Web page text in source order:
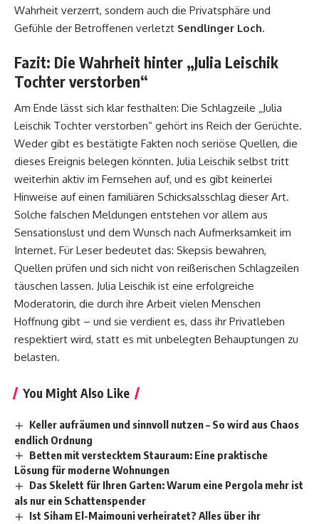
Wahrheit verzerrt, sondern auch die Privatsphäre und
Gefühle der Betroffenen verletzt Sendlinger Loch.
Fazit: Die Wahrheit hinter „Julia Leischik
Tochter verstorben“
Am Ende lässt sich klar festhalten: Die Schlagzeile „Julia
Leischik Tochter verstorben“ gehört ins Reich der Gerüchte.
Weder gibt es bestätigte Fakten noch seriöse Quellen, die
dieses Ereignis belegen könnten. Julia Leischik selbst tritt
weiterhin aktiv im Fernsehen auf, und es gibt keinerlei
Hinweise auf einen familiären Schicksalsschlag dieser Art.
Solche falschen Meldungen entstehen vor allem aus
Sensationslust und dem Wunsch nach Aufmerksamkeit im
Internet. Für Leser bedeutet das: Skepsis bewahren,
Quellen prüfen und sich nicht von reißerischen Schlagzeilen
täuschen lassen. Julia Leischik ist eine erfolgreiche
Moderatorin, die durch ihre Arbeit vielen Menschen
Hoffnung gibt – und sie verdient es, dass ihr Privatleben
respektiert wird, statt es mit unbelegten Behauptungen zu
belasten.
You Might Also Like
Keller aufräumen und sinnvoll nutzen – So wird aus Chaos
endlich Ordnung
Betten mit verstecktem Stauraum: Eine praktische
Lösung für moderne Wohnungen
Das Skelett für Ihren Garten: Warum eine Pergola mehr ist
als nur ein Schattenspender
Ist Siham El-Maimouni verheiratet? Alles über ihr